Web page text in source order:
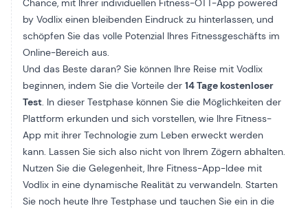
Chance, mit Ihrer individuellen Fitness-OTT-App powered
by Vodlix einen bleibenden Eindruck zu hinterlassen, und
schöpfen Sie das volle Potenzial Ihres Fitnessgeschäfts im
Online-Bereich aus.
Und das Beste daran? Sie können Ihre Reise mit Vodlix
beginnen, indem Sie die Vorteile der 14 Tage kostenloser
Test. In dieser Testphase können Sie die Möglichkeiten der
Plattform erkunden und sich vorstellen, wie Ihre Fitness-
App mit ihrer Technologie zum Leben erweckt werden
kann. Lassen Sie sich also nicht von Ihrem Zögern abhalten.
Nutzen Sie die Gelegenheit, Ihre Fitness-App-Idee mit
Vodlix in eine dynamische Realität zu verwandeln. Starten
Sie noch heute Ihre Testphase und tauchen Sie ein in die